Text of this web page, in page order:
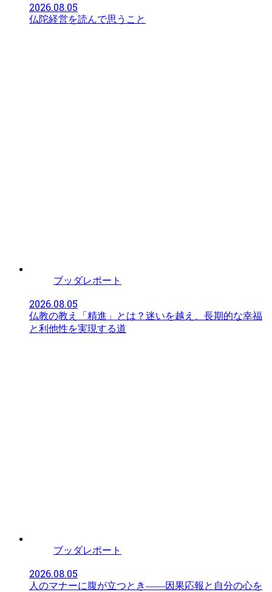
2026.08.05
仏陀経営を読んで思うこと
ブッダレポート
2026.08.05
仏教の教え「精進」とは？迷いを越え、長期的な幸福
と利他性を実現する道
ブッダレポート
2026.08.05
人のマナーに腹が立つとき――因果応報と自分の心を